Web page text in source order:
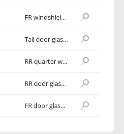
FR windshield assy
Tail door glass assy
RR quarter window assy LH
RR door glass assy LH
FR door glass assy LH